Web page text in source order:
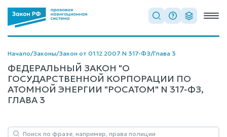
Начало/Законы/Закон от 01.12.2007 N 317-ФЗ/Глава 3
ФЕДЕРАЛЬНЫЙ ЗАКОН "О
ГОСУДАРСТВЕННОЙ КОРПОРАЦИИ ПО
АТОМНОЙ ЭНЕРГИИ "РОСАТОМ" N 317-ФЗ,
ГЛАВА 3